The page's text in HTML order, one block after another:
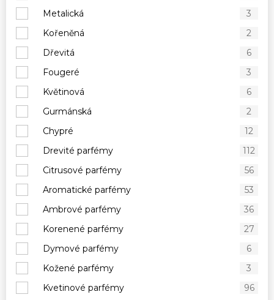
Metalická
3
Kořeněná
2
Dřevitá
6
Fougeré
3
Květinová
6
Gurmánská
2
Chypré
12
Drevité parfémy
112
Citrusové parfémy
56
Aromatické parfémy
53
Ambrové parfémy
36
Korenené parfémy
27
Dymové parfémy
6
Kožené parfémy
3
Kvetinové parfémy
96